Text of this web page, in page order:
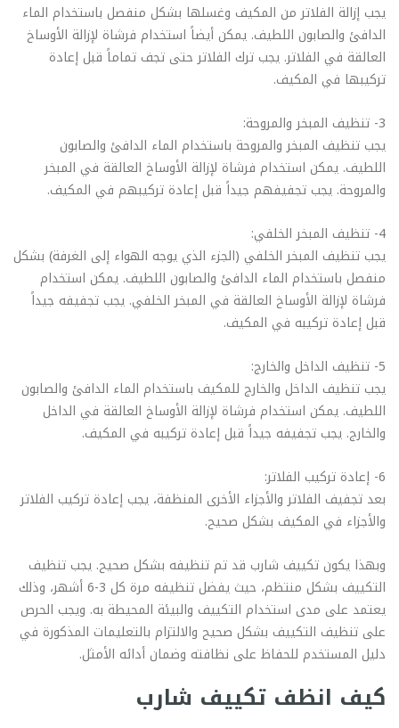
يجب إزالة الفلاتر من المكيف وغسلها بشكل منفصل باستخدام الماء
الدافئ والصابون اللطيف. يمكن أيضاً استخدام فرشاة لإزالة الأوساخ
العالقة في الفلاتر. يجب ترك الفلاتر حتى تجف تماماً قبل إعادة
تركيبها في المكيف.
3- تنظيف المبخر والمروحة:
يجب تنظيف المبخر والمروحة باستخدام الماء الدافئ والصابون
اللطيف. يمكن استخدام فرشاة لإزالة الأوساخ العالقة في المبخر
والمروحة. يجب تجفيفهم جيداً قبل إعادة تركيبهم في المكيف.
4- تنظيف المبخر الخلفي:
يجب تنظيف المبخر الخلفي (الجزء الذي يوجه الهواء إلى الغرفة) بشكل
منفصل باستخدام الماء الدافئ والصابون اللطيف. يمكن استخدام
فرشاة لإزالة الأوساخ العالقة في المبخر الخلفي. يجب تجفيفه جيداً
قبل إعادة تركيبه في المكيف.
5- تنظيف الداخل والخارج:
يجب تنظيف الداخل والخارج للمكيف باستخدام الماء الدافئ والصابون
اللطيف. يمكن استخدام فرشاة لإزالة الأوساخ العالقة في الداخل
والخارج. يجب تجفيفه جيداً قبل إعادة تركيبه في المكيف.
6- إعادة تركيب الفلاتر:
بعد تجفيف الفلاتر والأجزاء الأخرى المنظفة، يجب إعادة تركيب الفلاتر
والأجزاء في المكيف بشكل صحيح.
وبهذا يكون تكييف شارب قد تم تنظيفه بشكل صحيح. يجب تنظيف
التكييف بشكل منتظم، حيث يفضل تنظيفه مرة كل 3-6 أشهر، وذلك
يعتمد على مدى استخدام التكييف والبيئة المحيطة به. ويجب الحرص
على تنظيف التكييف بشكل صحيح والالتزام بالتعليمات المذكورة في
دليل المستخدم للحفاظ على نظافته وضمان أدائه الأمثل.
كيف انظف تكييف شارب